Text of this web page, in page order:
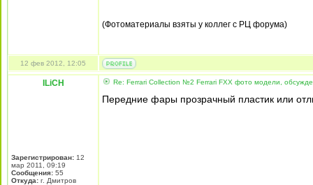
(Фотоматериалы взяты у коллег с РЦ форума)
12 фев 2012, 12:05
ILiCH
Зарегистрирован: 12
мар 2011, 09:19
Сообщения: 55
Откуда: г. Дмитров
Re: Ferrari Collection №2 Ferrari FXX фото модели,
Передние фары прозрачный пластик или